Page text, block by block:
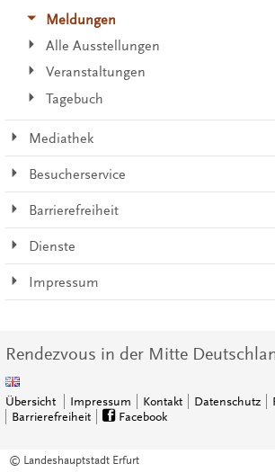
Meldungen
Alle Ausstellungen
Veranstaltungen
Tagebuch
Mediathek
Besucherservice
Barrierefreiheit
Dienste
Impressum
Rendezvous in der Mitte
Übersicht Impressum Kontakt Datenschutz
Barrierefreiheit
Facebook
© Landeshauptstadt Erfurt